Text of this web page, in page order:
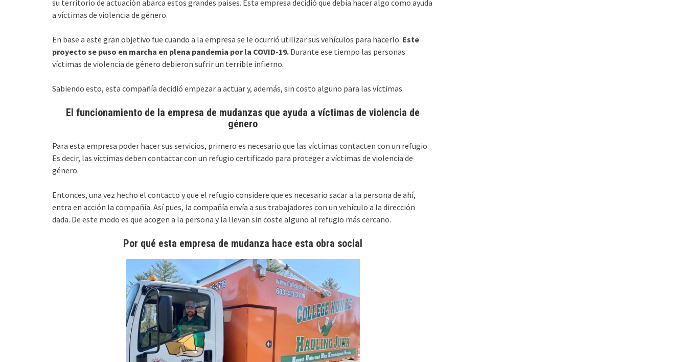
su territorio de actuación abarca estos grandes países. Esta empresa decidió que debía hacer algo como ayuda
a víctimas de violencia de género.
En base a este gran objetivo fue cuando a la empresa se le ocurrió utilizar sus vehículos para hacerlo. Este
proyecto se puso en marcha en plena pandemia por la COVID-19. Durante ese tiempo las personas
víctimas de violencia de género debieron sufrir un terrible infierno.
Sabiendo esto, esta compañía decidió empezar a actuar y, además, sin costo alguno para las víctimas.
El funcionamiento de la empresa de mudanzas que ayuda a víctimas de violencia de
género
Para esta empresa poder hacer sus servicios, primero es necesario que las víctimas contacten con un refugio.
Es decir, las víctimas deben contactar con un refugio certificado para proteger a víctimas de violencia de
género.
Entonces, una vez hecho el contacto y que el refugio considere que es necesario sacar a la persona de ahí,
entra en acción la compañía. Así pues, la compañía envía a sus trabajadores con un vehículo a la dirección
dada. De este modo es que acogen a la persona y la llevan sin coste alguno al refugio más cercano.
Por qué esta empresa de mudanza hace esta obra social